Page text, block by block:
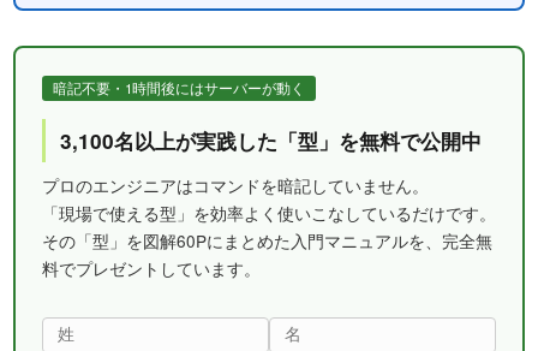
暗記不要・1時間後にはサーバーが動く
3,100名以上が実践した「型」を無料で公開中
プロのエンジニアはコマンドを暗記していません。
「現場で使える型」を効率よく使いこなしているだけです。
その「型」を図解60Pにまとめた入門マニュアルを、完全無
料でプレゼントしています。